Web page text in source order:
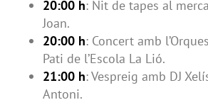
20:00 h: Nit de tapes al
Joan.
20:00 h: Concert amb
Pati de l’Escola La Lió.
21:00 h: Vespreig amb DJ
Antoni.